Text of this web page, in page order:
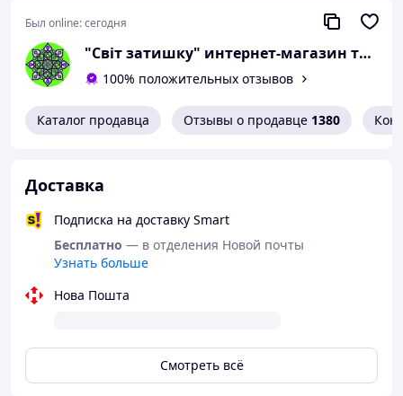
Был online:сегодня
"Світ затишку" интернет-магазин текстиля и швейной фурнитуры
100% положительных отзывов
Каталог продавца Отзывы о продавце 1380
Доставка
Подписка на доставку Smart
Бесплатно — в отделения Новой почты
Узнать больше
Нова Пошта
Смотреть всё